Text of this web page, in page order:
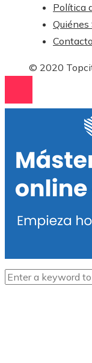
Política
Quiénes
Contacto
© 2020